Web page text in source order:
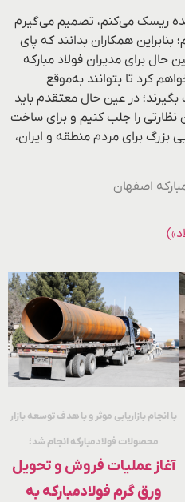
ریسک می‌کنم، تصمیم می‌گیرم
همکاران بدانند که پای
برای مدیران فولاد مبارکه
کرد تا بتوانند به‌موقع
در عین‌ حال معتقدم باید
نظارتی را جلب کنیم و برای ساخت
بزرگ برای مردم منطقه و ایران،
اصفهان
با انجام بازاریابی موثر و با هدف توسعه بازار
محصولات فولادمبارکه انجام شد؛
آغاز عملیات فروش و تحویل
ورق گرم فولادمبارکه به